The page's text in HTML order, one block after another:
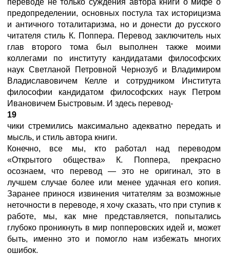
переводе не только суждения автора книги о мифе о
предопределении, основных постула тах историцизма
и античного тоталитаризма, но и донести до русского
читателя стиль К. Поппера. Перевод заключитель ных
глав второго тома был выполнен также моими
коллегами по институту кандидатами философских
наук Светланой Петровной Чернозуб и Владимиром
Владиславовичем Келле и сотрудником Института
философии кандидатом философских наук Петром
Ивановичем Быстровым. И здесь перевод-
19
чики стремились максимально адекватно передать и
мысль, и стиль автора книги.
Конечно, все мы, кто работал над переводом
«Открытого общества» К. Поппера, прекрасно
осознаем, что перевод — это не оригинал, это в
лучшем случае более или менее удачная его копия.
Заранее принося извинения читателям за возможные
неточности в переводе, я хочу сказать, что при ступив к
работе, мы, как мне представляется, попытались
глубоко проникнуть в мир попперовских идей и, может
быть, именно это и помогло нам избежать многих
ошибок.